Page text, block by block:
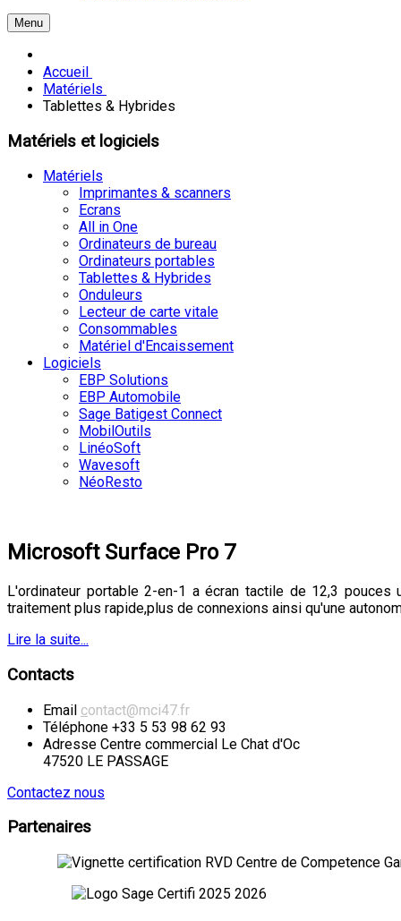
Menu
Accueil
Matériels
Tablettes & Hybrides
Matériels et logiciels
Matériels
Imprimantes & scanners
Ecrans
All in One
Ordinateurs de bureau
Ordinateurs portables
Tablettes & Hybrides
Onduleurs
Lecteur de carte vitale
Consommables
Matériel d'Encaissement
Logiciels
EBP Solutions
EBP Automobile
Sage Batigest Connect
MobilOutils
LinéoSoft
Wavesoft
NéoResto
Microsoft Surface Pro 7
L'ordinateur portable 2-en-1 a écran tactile de 12,3
traitement plus rapide,plus de connexions ainsi qu'une
Lire la suite...
Contacts
Email contact@mci47.fr
Téléphone +33 5 53 98 62 93
Adresse Centre commercial Le Chat d'Oc
47520 LE PASSAGE
Contactez nous
Partenaires